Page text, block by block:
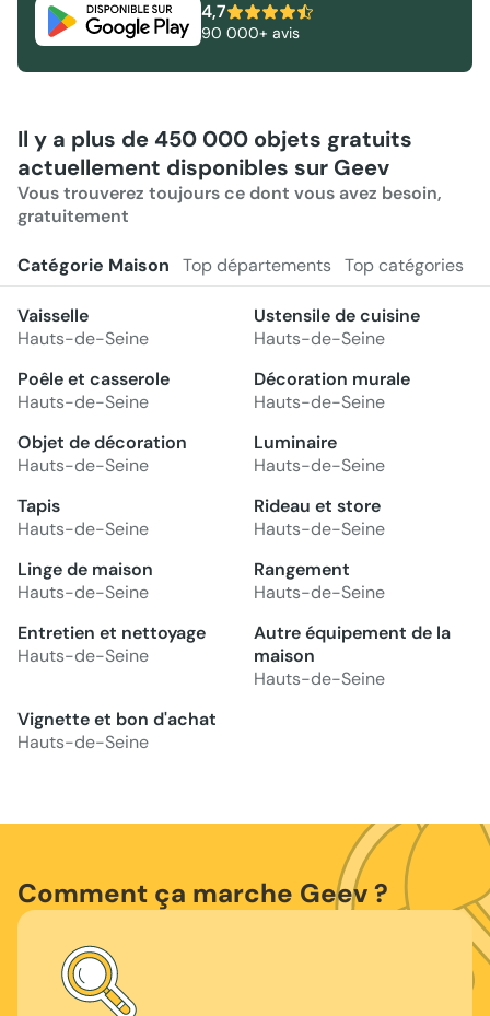
4,7
90 000+ avis
Il y a plus de 450 000 objets gratuits
actuellement disponibles sur Geev
Vous trouverez toujours ce dont vous avez besoin,
gratuitement
Catégorie Maison Top départements Top catégories
Vaisselle
Hauts-de-Seine
Ustensile de cuisine
Hauts-de-Seine
Poêle et casserole
Hauts-de-Seine
Décoration murale
Hauts-de-Seine
Objet de décoration
Hauts-de-Seine
Luminaire
Hauts-de-Seine
Tapis
Hauts-de-Seine
Rideau et store
Hauts-de-Seine
Linge de maison
Hauts-de-Seine
Rangement
Hauts-de-Seine
Entretien et nettoyage
Hauts-de-Seine
Autre équipement de la
maison
Hauts-de-Seine
Vignette et bon d'achat
Hauts-de-Seine
Comment ça marche Geev ?